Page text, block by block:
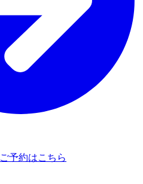
ご予約はこちら